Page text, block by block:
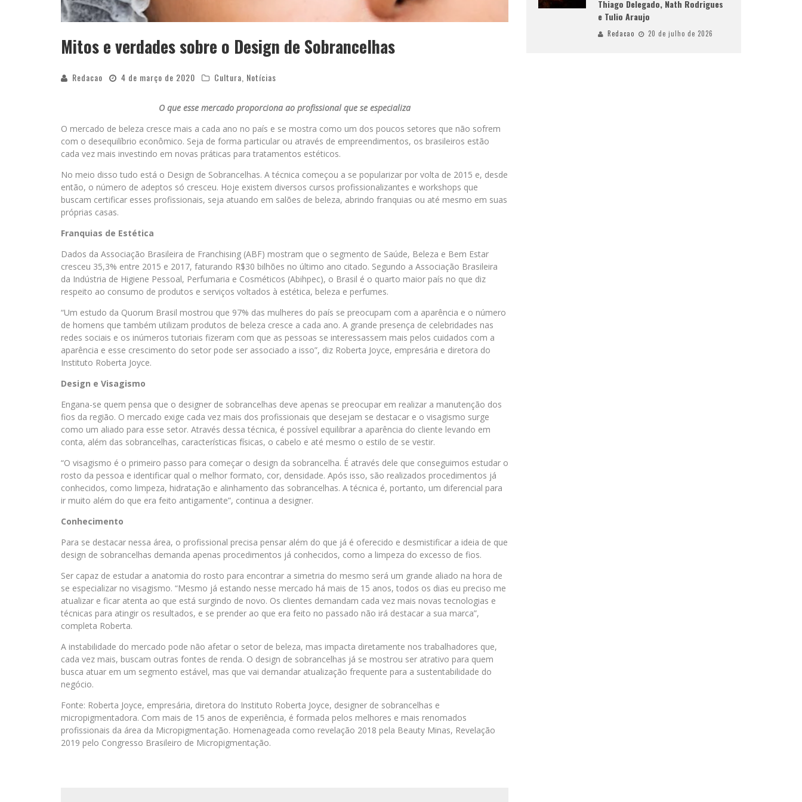
Mitos e verdades sobre o Design de Sobrancelhas
Redacao 4 de março de 2020 Cultura Notícias
O que esse mercado proporciona ao profissional que se especializa
O mercado de beleza cresce mais a cada ano no país e se mostra como um dos poucos setores que não sofrem
com o desequilíbrio econômico. Seja de forma particular ou através de empreendimentos, os brasileiros estão
cada vez mais investindo em novas práticas para tratamentos estéticos.
No meio disso tudo está o Design de Sobrancelhas. A técnica começou a se popularizar por volta de 2015 e, desde
então, o número de adeptos só cresceu. Hoje existem diversos cursos profissionalizantes e workshops que
buscam certificar esses profissionais, seja atuando em salões de beleza, abrindo franquias ou até mesmo em suas
próprias casas.
Franquias de Estética
Dados da Associação Brasileira de Franchising (ABF) mostram que o segmento de Saúde, Beleza e Bem Estar
cresceu 35,3% entre 2015 e 2017, faturando R$30 bilhões no último ano citado. Segundo a Associação Brasileira
da Indústria de Higiene Pessoal, Perfumaria e Cosméticos (Abihpec), o Brasil é o quarto maior país no que diz
respeito ao consumo de produtos e serviços voltados à estética, beleza e perfumes.
“Um estudo da Quorum Brasil mostrou que 97% das mulheres do país se preocupam com a aparência e o número
de homens que também utilizam produtos de beleza cresce a cada ano. A grande presença de celebridades nas
redes sociais e os inúmeros tutoriais fizeram com que as pessoas se interessassem mais pelos cuidados com a
aparência e esse crescimento do setor pode ser associado a isso”, diz Roberta Joyce, empresária e diretora do
Instituto Roberta Joyce.
Design e Visagismo
Engana-se quem pensa que o designer de sobrancelhas deve apenas se preocupar em realizar a manutenção dos
fios da região. O mercado exige cada vez mais dos profissionais que desejam se destacar e o visagismo surge
como um aliado para esse setor. Através dessa técnica, é possível equilibrar a aparência do cliente levando em
conta, além das sobrancelhas, características físicas, o cabelo e até mesmo o estilo de se vestir.
“O visagismo é o primeiro passo para começar o design da sobrancelha. É através dele que conseguimos estudar o
rosto da pessoa e identificar qual o melhor formato, cor, densidade. Após isso, são realizados procedimentos já
conhecidos, como limpeza, hidratação e alinhamento das sobrancelhas. A técnica é, portanto, um diferencial para
ir muito além do que era feito antigamente”, continua a designer.
Conhecimento
Para se destacar nessa área, o profissional precisa pensar além do que já é oferecido e desmistificar a ideia de que
design de sobrancelhas demanda apenas procedimentos já conhecidos, como a limpeza do excesso de fios.
Ser capaz de estudar a anatomia do rosto para encontrar a simetria do mesmo será um grande aliado na hora de
se especializar no visagismo. “Mesmo já estando nesse mercado há mais de 15 anos, todos os dias eu preciso me
atualizar e ficar atenta ao que está surgindo de novo. Os clientes demandam cada vez mais novas tecnologias e
técnicas para atingir os resultados, e se prender ao que era feito no passado não irá destacar a sua marca”,
completa Roberta.
A instabilidade do mercado pode não afetar o setor de beleza, mas impacta diretamente nos trabalhadores que,
cada vez mais, buscam outras fontes de renda. O design de sobrancelhas já se mostrou ser atrativo para quem
busca atuar em um segmento estável, mas que vai demandar atualização frequente para a sustentabilidade do
negócio.
Fonte: Roberta Joyce, empresária, diretora do Instituto Roberta Joyce, designer de sobrancelhas e
micropigmentadora. Com mais de 15 anos de experiência, é formada pelos melhores e mais renomados
profissionais da área da Micropigmentação. Homenageada como revelação 2018 pela Beauty Minas, Revelação
2019 pelo Congresso Brasileiro de Micropigmentação.
Thiago Delegado, Nath Rodrigues
e Tulio Araujo
Redacao 20 de julho de 2026